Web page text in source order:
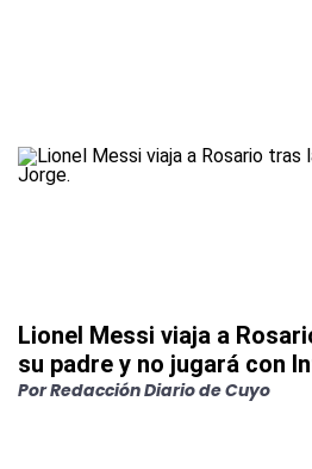
Lionel Messi viaja a
su padre y no jugará con
PorRedacción Diario de Cuyo